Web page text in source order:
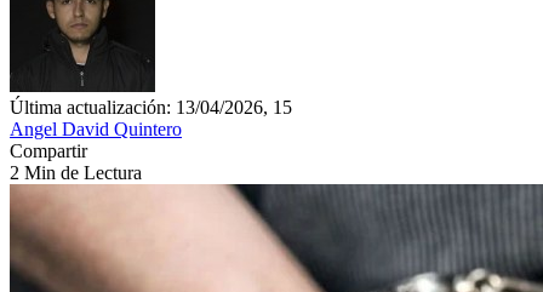
Última actualización: 13/04/2026, 15
Angel David Quintero
Compartir
2 Min de Lectura